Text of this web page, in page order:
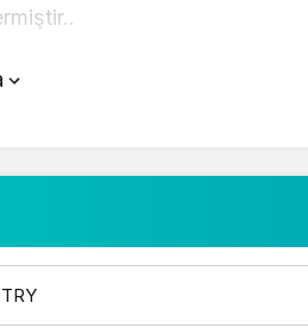
alan çevirici aracını kullanarak